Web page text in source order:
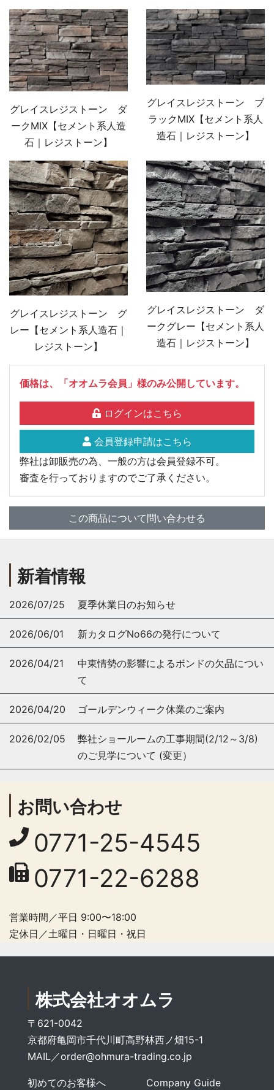
グレイスレジストーン ダ
ークMIX【セメント系人造
石｜レジストーン】
グレイスレジストーン ブ
ラックMIX【セメント系人
造石｜レジストーン】
グレイスレジストーン グ
レー【セメント系人造石｜
レジストーン】
グレイスレジストーン ダ
ークグレー【セメント系人
造石｜レジストーン】
価格は、「オオムラ会員」様のみ公開しています。
ログインはこちら
会員登録申請はこちら
弊社は卸販売の為、一般の方は会員登録不可。
審査を行っておりますのでご了承ください。
この商品について問い合わせる
新着情報
2026/07/25 夏季休業日のお知らせ
2026/06/01 新カタログNo66の発行について
2026/04/21
中東情勢の影響によるボンドの欠品につい
て
2026/04/20 ゴールデンウィーク休業のご案内
2026/02/05
弊社ショールームの工事期間(2/12～3/8)
のご見学について (変更）
お問い合わせ
0771-25-4545
0771-22-6288
営業時間／平日 9:00〜18:00
定休日／土曜日・日曜日・祝日
株式会社オオムラ
〒621-0042
京都府亀岡市千代川町高野林西ノ畑15-1
MAIL／order@ohmura-trading.co.jp
初めてのお客様へ Company Guide